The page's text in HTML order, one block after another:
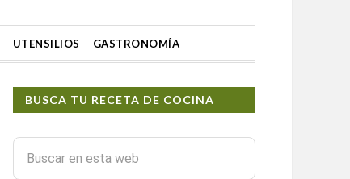
UTENSILIOS GASTRONOMÍA
BUSCA TU RECETA DE COCINA